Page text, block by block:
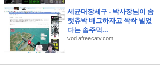
세균대장세구 - 박사장님이 솜
햇츄박 배그하자고 싹싹 빌었
다는 솜주먹...
vod.afreecatv.com